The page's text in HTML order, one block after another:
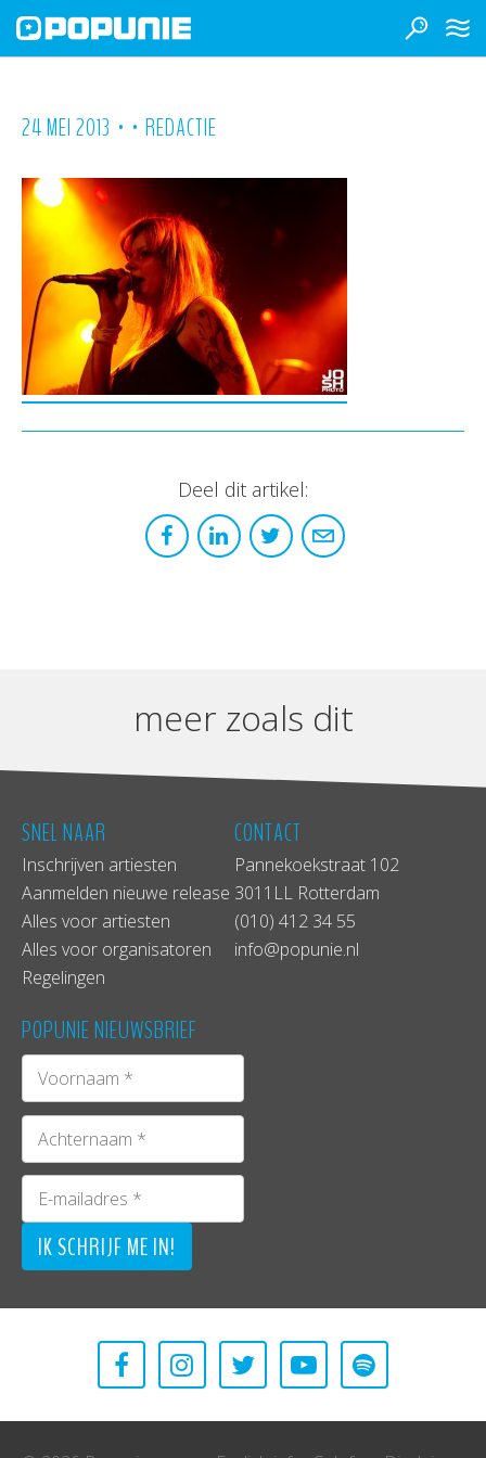
24 MEI 2013 • • REDACTIE
Deel dit artikel:
meer zoals dit
SNEL NAAR
Inschrijven artiesten
Aanmelden nieuwe release
Alles voor artiesten
Alles voor organisatoren
Regelingen
CONTACT
Pannekoekstraat 102
3011LL Rotterdam
(010) 412 34 55
info@popunie.nl
POPUNIE NIEUWSBRIEF